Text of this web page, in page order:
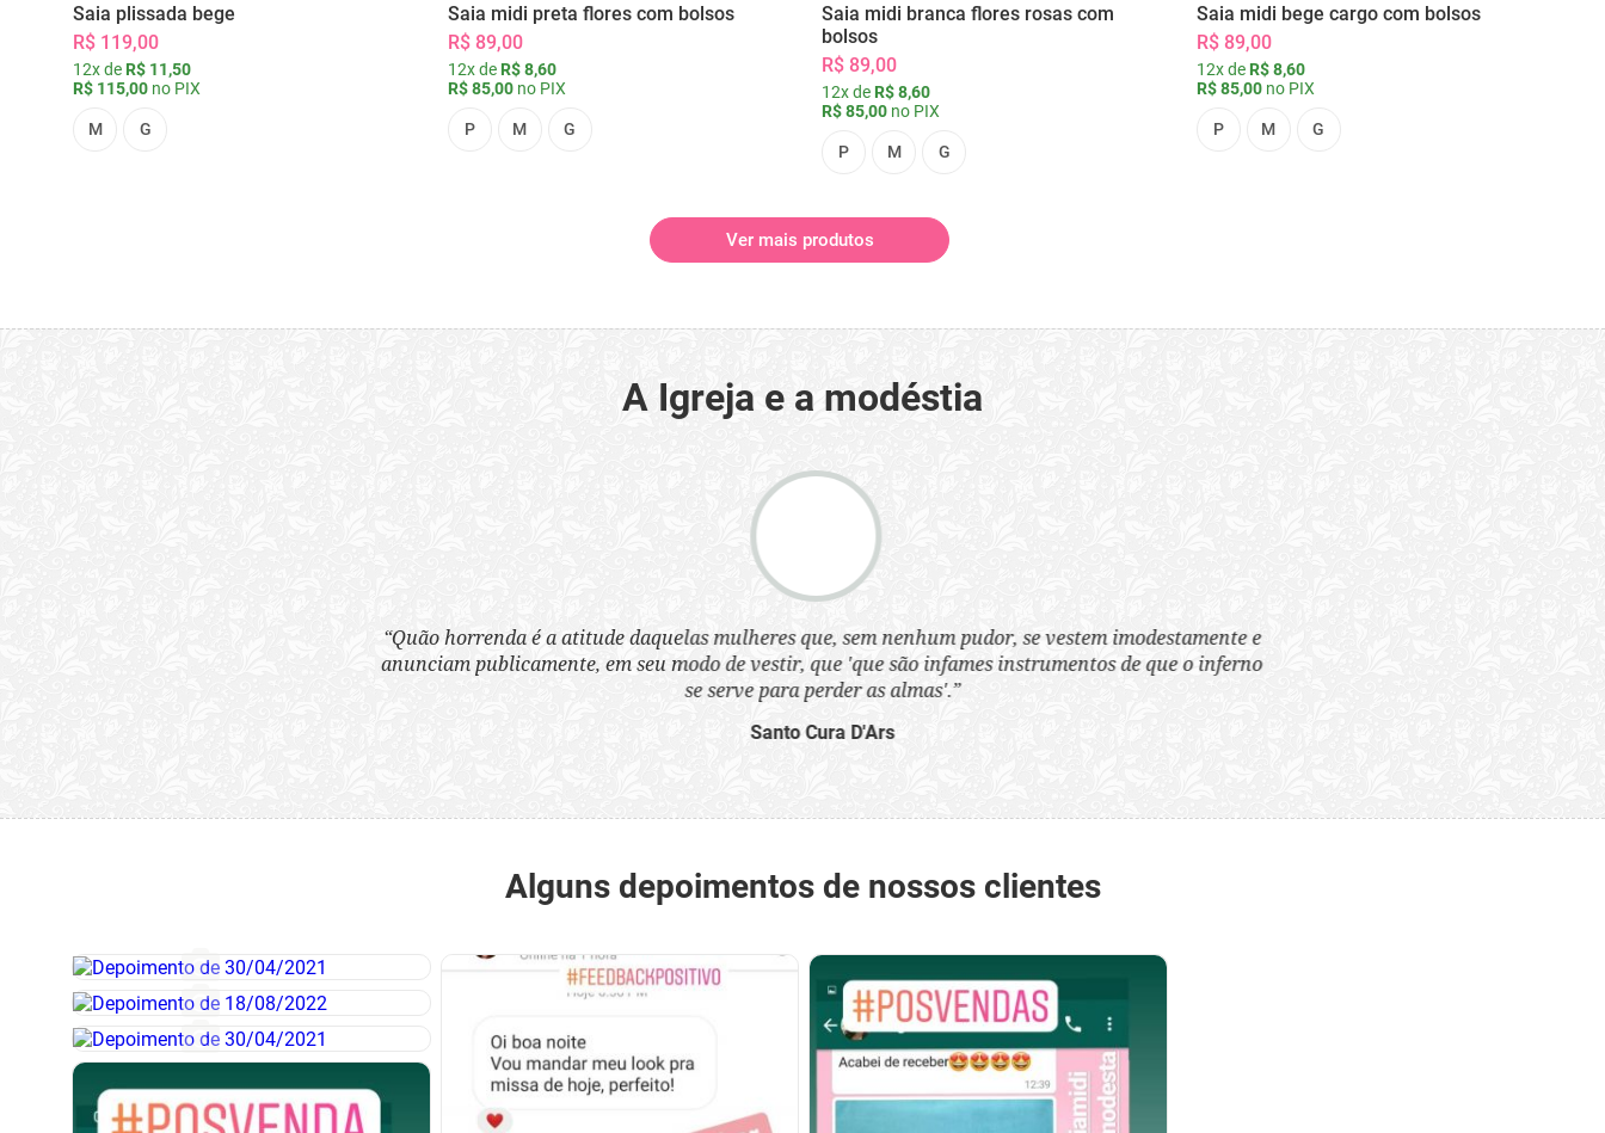
Saia plissada bege
R$ 119,00
12x de R$ 11,50
R$ 115,00 no PIX
M G
Saia midi preta flores com bolsos
R$ 89,00
12x de R$ 8,60
R$ 85,00no PIX
P M G
Saia midi branca flores rosas com
bolsos
R$ 89,00
12x de R$ 8,60
R$ 85,00 no PIX
P M G
Saia midi bege cargo com bolsos
R$ 89,00
12x de R$ 8,60
R$ 85,00no PIX
P M G
Ver mais produtos
A Igreja e a modéstia
“Quão horrenda é a atitude daquelas mulheres que, sem nenhum pudor, se vestem imodestamente e
anunciam publicamente, em seu modo de vestir, que 'que são infames instrumentos de que o inferno
se serve para perder as almas'.”
Santo Cura D'Ars
Alguns depoimentos de nossos clientes